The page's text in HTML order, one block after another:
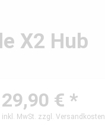
X2 Hub
29,90 € *
inkl. MwSt. zzgl. Versandkosten